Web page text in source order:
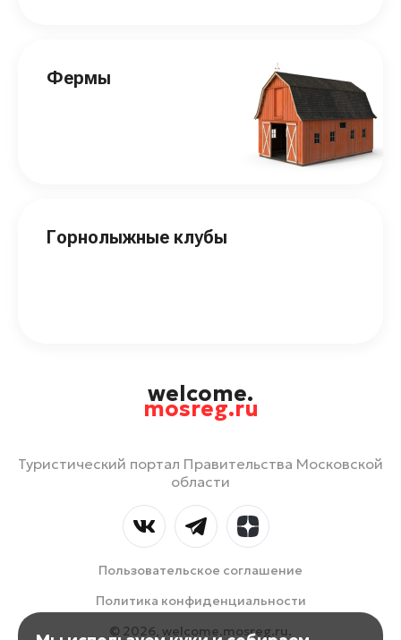
Фермы
Горнолыжные клубы
welcome.
mosreg.ru
Туристический портал Правительства Московской
области
Пользовательское соглашение
Политика конфиденциальности
© 2026, welcome.mosreg.ru.